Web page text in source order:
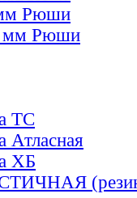
Рюши
мм Рюши
ТС
Атласная
ХБ